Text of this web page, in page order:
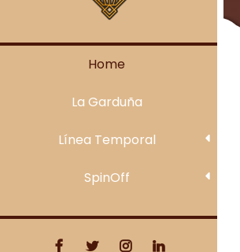
Home
La Garduña
Línea Temporal
SpinOff